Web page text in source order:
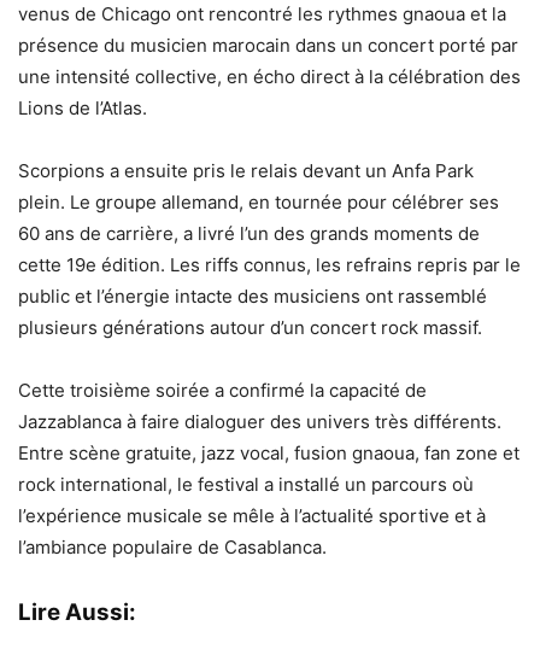
venus de Chicago ont rencontré les rythmes gnaoua et la
présence du musicien marocain dans un concert porté par
une intensité collective, en écho direct à la célébration des
Lions de l’Atlas.
Scorpions a ensuite pris le relais devant un Anfa Park
plein. Le groupe allemand, en tournée pour célébrer ses
60 ans de carrière, a livré l’un des grands moments de
cette 19e édition. Les riffs connus, les refrains repris par le
public et l’énergie intacte des musiciens ont rassemblé
plusieurs générations autour d’un concert rock massif.
Cette troisième soirée a confirmé la capacité de
Jazzablanca à faire dialoguer des univers très différents.
Entre scène gratuite, jazz vocal, fusion gnaoua, fan zone et
rock international, le festival a installé un parcours où
l’expérience musicale se mêle à l’actualité sportive et à
l’ambiance populaire de Casablanca.
Lire Aussi: